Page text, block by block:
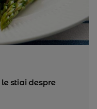
stiai despre